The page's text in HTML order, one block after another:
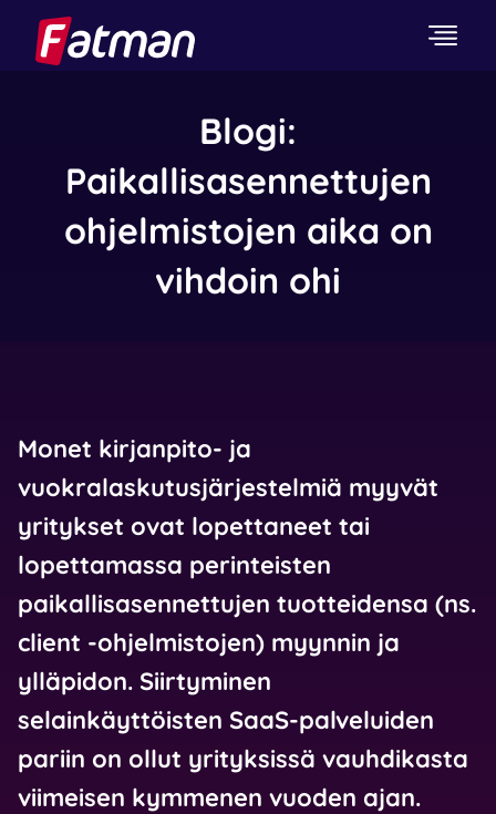
Blogi:
Paikallisasennettujen
ohjelmistojen aika on
vihdoin ohi
Monet kirjanpito- ja
vuokralaskutusjärjestelmiä myyvät
yritykset ovat lopettaneet tai
lopettamassa perinteisten
paikallisasennettujen tuotteidensa (ns.
client -ohjelmistojen) myynnin ja
ylläpidon. Siirtyminen
selainkäyttöisten SaaS-palveluiden
pariin on ollut yrityksissä vauhdikasta
viimeisen kymmenen vuoden ajan.